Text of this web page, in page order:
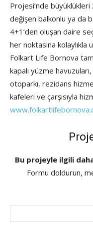
Projesi’nde
değişen balkonlu ya da
4+1’den oluşan daire
her noktasına kolaylıkla
Folkart Life Bornova
kapalı yüzme
otoparkı, rezidans
kafeleri ve çarşısıyla
Bu projeyle ilgili
Formu doldurun,